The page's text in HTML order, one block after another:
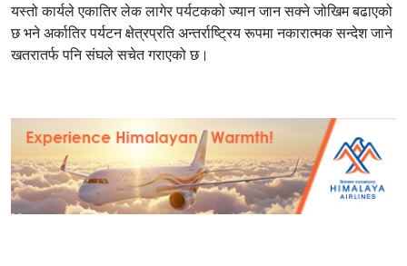
यस्तो कार्यले एकातिर लेक लागेर पर्यटकको ज्यान जान सक्ने जोखिम बढाएको
छ भने अर्कातिर पर्यटन क्षेत्रप्रति अन्तर्राष्ट्रिय रूपमा नकारात्मक सन्देश जाने
खतरातर्फ पनि संघले सचेत गराएको छ।